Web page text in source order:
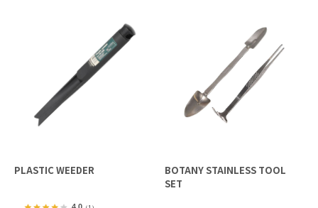
PLASTIC WEEDER
BOTANY STAINLESS TOOL
SET